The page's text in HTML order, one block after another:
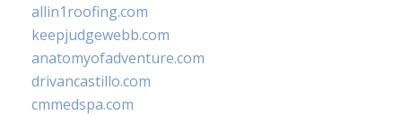
allin1roofing.com
keepjudgewebb.com
anatomyofadventure.com
drivancastillo.com
cmmedspa.com